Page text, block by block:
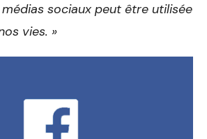
sociaux peut être utilisée
vies. »